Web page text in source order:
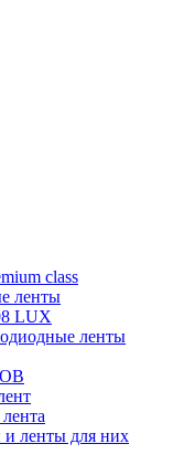
class
ленты
LUX
ленты
ленты для них